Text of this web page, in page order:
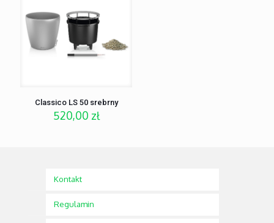
Classico LS 50 srebrny
520,00 zł
Kontakt
Regulamin